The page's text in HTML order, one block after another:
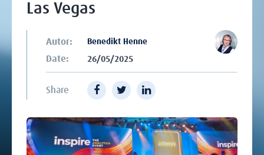
Las Vegas
Autor: Benedikt Henne
Date: 26/05/2025
Share